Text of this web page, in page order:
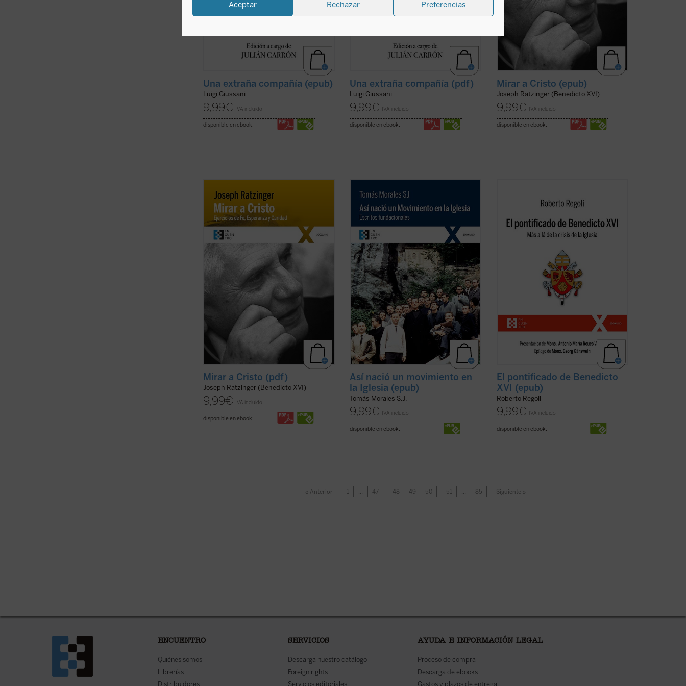
Aceptar Rechazar Preferencias
Una extraña compañía (epub)
Luigi Giussani
9,99€ IVA incluido
disponible en ebook:
Una extraña compañía (pdf)
Luigi Giussani
9,99€ IVA incluido
disponible en ebook:
Mirar a Cristo (epub)
Joseph Ratzinger (Benedicto XVI)
9,99€ IVA incluido
disponible en ebook:
El presente texto, en el que se recogen
las lecciones impartidas por Joseph
Ratzinger sobre las tres virtudes
teologales en unos ejercicios espirituales
constituye, en palabras del actual papa
emérito Benedicto XVI, «una unión entre
filosofía, ...
Mirar a Cristo (pdf)
Joseph Ratzinger (Benedicto XVI)
9,99€ IVA incluido
disponible en ebook:
Así nació un Movimiento en la Iglesia.
Escritos fundacionales
recoge en una
sola obra tres narraciones (Memoria, La
Cruzada de Santa María: Génesis y
desenvolvimiento
Historia íntima de un
Movimiento
), que tienen distinta ... (ver
ficha)
Así nació un movimiento en
la Iglesia (epub)
Tomás Morales S.J.
9,99€ IVA incluido
disponible en ebook:
El pontificado de Benedicto XVI
sólidamente documentada sobre la labor
de Joseph Ratzinger como papa, a la vez
que señala algunas claves
interpretativas que ...
El pontificado de Benedicto
XVI (epub)
Roberto Regoli
9,99€ IVA incluido
disponible en ebook:
« Anterior 1 … 47 48 49 50 51 … 85 Siguiente »
ENCUENTRO
Quiénes somos
Librerías
Distribuidores
SERVICIOS
Descarga nuestro catálogo
Foreign rights
Servicios editoriales
AYUDA E INFORMACIÓN LEGAL
Proceso de compra
Descarga de ebooks
Gastos y plazos de entrega